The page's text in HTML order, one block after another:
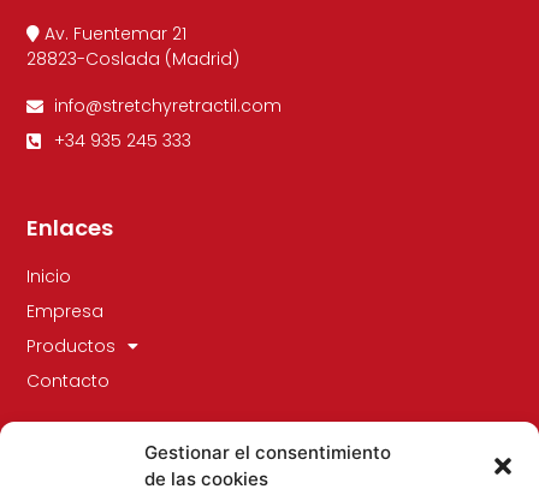
Gestionar el consentimiento
de las cookies
Enlaces
Inicio
Empresa
Productos
Contacto
Av. Fuentemar 21
28823-Coslada (Madrid)
info@stretchyretractil.com
+34 935 245 333